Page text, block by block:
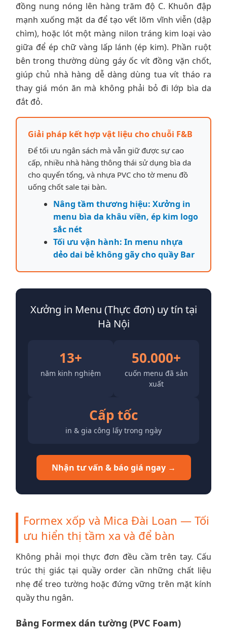
đồng nung nóng lên hàng trăm độ C. Khuôn đập
mạnh xuống mặt da để tạo vết lõm vĩnh viễn (dập
chìm), hoặc lót một màng nilon tráng kim loại vào
giữa để ép chữ vàng lấp lánh (ép kim). Phần ruột
bên trong thường dùng gáy ốc vít đồng vặn chốt,
giúp chủ nhà hàng dễ dàng dùng tua vít tháo ra
thay giá món ăn mà không phải bỏ đi lớp bìa da
đắt đỏ.
Giải pháp kết hợp vật liệu cho chuỗi F&B
Để tối ưu ngân sách mà vẫn giữ được sự cao
cấp, nhiều nhà hàng thông thái sử dụng bìa da
cho quyển tổng, và nhựa PVC cho tờ menu đồ
uống chốt sale tại bàn.
Nâng tầm thương hiệu: Xưởng in
menu bìa da khâu viền, ép kim logo
sắc nét
Tối ưu vận hành: In menu nhựa
dẻo dai bẻ không gãy cho quầy Bar
Xưởng in Menu (Thực đơn) uy tín tại
Hà Nội
13+
năm kinh nghiệm
50.000+
cuốn menu đã sản
xuất
Cấp tốc
in & gia công lấy trong ngày
Nhận tư vấn & báo giá ngay →
Formex xốp và Mica Đài Loan — Tối
ưu hiển thị tầm xa và để bàn
Không phải mọi thực đơn đều cầm trên tay. Cấu
trúc thị giác tại quầy order cần những chất liệu
nhẹ để treo tường hoặc đứng vững trên mặt kính
quầy thu ngân.
Bảng Formex dán tường (PVC Foam)